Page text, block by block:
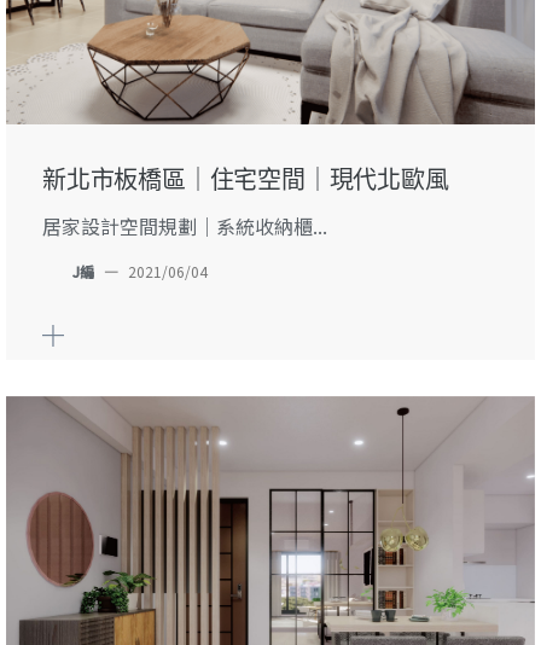
新北市板橋區｜住宅空間｜現代北歐風
居家設計空間規劃｜系統收納櫃...
J編 — 2021/06/04